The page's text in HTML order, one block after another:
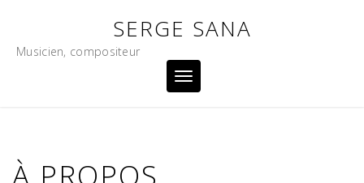
content
SERGE SANA
Musicien, compositeur
Toggle
navigation
À PROPOS